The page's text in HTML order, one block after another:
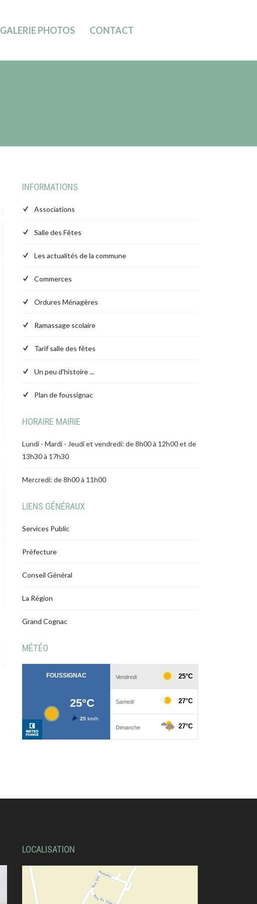
GALERIE PHOTOS CONTACT
INFORMATIONS
Associations
Salle des Fêtes
Les actualités de la commune
Commerces
Ordures Ménagères
Ramassage scolaire
Tarif salle des fêtes
Un peu d'histoire ...
Plan de foussignac
HORAIRE MAIRIE
Lundi - Mardi - Jeudi et vendredi: de 8h00 à 12h00 et de
13h30 à 17h30
Mercredi: de 8h00 à 11h00
LIENS GÉNÉRAUX
Services Public
Préfecture
Conseil Général
La Région
Grand Cognac
MÉTÉO
LOCALISATION